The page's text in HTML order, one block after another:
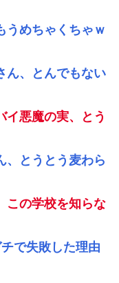
うめちゃくちゃｗ
ん、とんでもない
イ悪魔の実、とう
、とうとう麦わら
この学校を知らな
で失敗した理由